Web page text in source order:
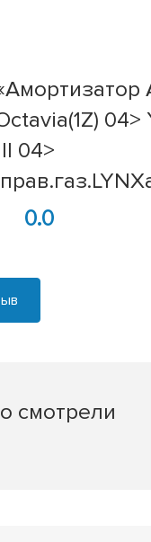
04>
04>
0.0
смотрели